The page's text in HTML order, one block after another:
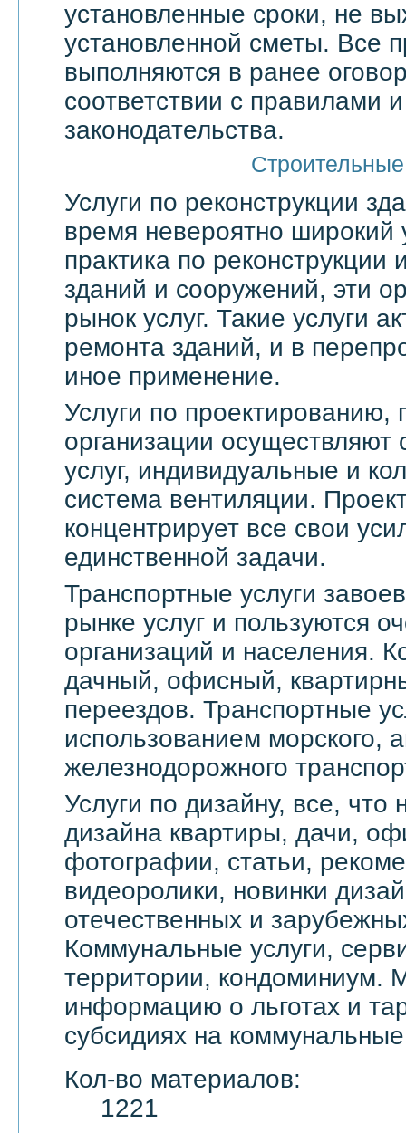
установленные сроки, не
установленной сметы. Все
выполняются в ранее
соответствии с правилами
законодательства.
Строительные
Услуги по реконструкции
время невероятно широкий
практика по реконструкции
зданий и сооружений, эти
рынок услуг. Такие услуги
ремонта зданий, и в
иное применение.
Услуги по проектированию,
организации осуществляют
услуг, индивидуальные и
система вентиляции.
концентрирует все свои
единственной задачи.
Транспортные услуги
рынке услуг и пользуются
организаций и населения.
дачный, офисный,
переездов. Транспортные
использованием морского,
железнодорожного
Услуги по дизайну, все, что
дизайна квартиры, дачи,
фотографии, статьи,
видеоролики, новинки
отечественных и
Коммунальные услуги,
территории, кондоминиум.
информацию о льготах и
субсидиях на коммунальные
Кол-во материалов:
1221